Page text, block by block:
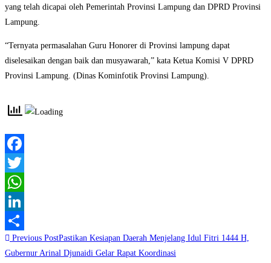
yang telah dicapai oleh Pemerintah Provinsi Lampung dan DPRD Provinsi
Lampung.
“Ternyata permasalahan Guru Honorer di Provinsi lampung dapat
diselesaikan dengan baik dan musyawarah,” kata Ketua Komisi V DPRD
Provinsi Lampung. (Dinas Kominfotik Provinsi Lampung).
Facebook
Twitter
WhatsApp
LinkedIn
Share
Read
more
Previous PostPastikan Kesiapan Daerah Menjelang Idul Fitri 1444 H,
Gubernur Arinal Djunaidi Gelar Rapat Koordinasi